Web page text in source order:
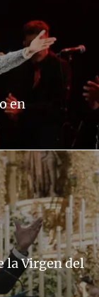
en
la Virgen del